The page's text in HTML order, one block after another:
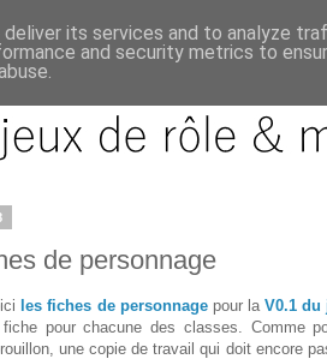
de personnage
les fiches de personnagepour la V0.1 du
pour chacune des classes. Comme
une copie de travail qui doit encore
its services and to analyze
and security metrics to